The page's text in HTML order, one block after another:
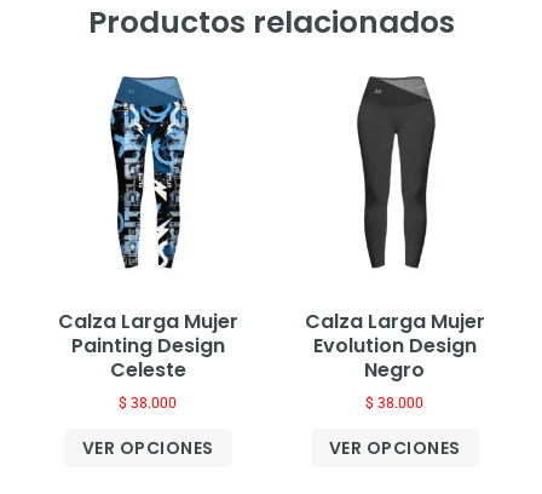
Productos relacionados
Calza Larga Mujer
Painting Design
Celeste
$ 38.000
VER OPCIONES
Calza Larga Mujer
Evolution Design
Negro
$ 38.000
VER OPCIONES